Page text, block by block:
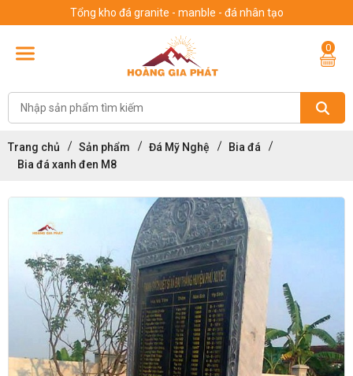
Tổng kho đá granite - manble - đá nhân tạo
0
Trang chủ Sản phẩm Đá Mỹ Nghệ
Bia đá
Bia đá xanh đen M8